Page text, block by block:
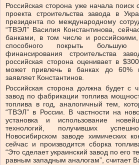
Российская сторона уже начала поиск
проекта строительства завода в
президента по международному
“ТВЭЛ” Василия Константинова,
банками, в том числе и
способного покрыть большую
финансирования строительства
российская сторона оценивает в
может привлечь в банках до 60%
заявляет Константинов.
Российская сторона должна будет с
завод по фабрикации топлива
топлива в год, аналогичный тем,
“ТВЭЛ” в России. В частности на
установка и использование
технологий, получивших
Новосибирском заводе химических
сейчас и производится сборка
“Это сделает украинский завод по его
равным западным аналогам”, считает